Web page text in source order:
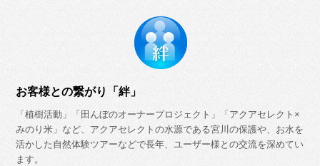
お客様との繋がり「絆」
「植樹活動」「田んぼのオーナープロジェクト」「アクアセレクト×
みのり米」など、アクアセレクトの水源である宮川の保護や、お水を
活かした自然体験ツアーなどで長年、ユーザー様との交流を深めてい
ます。